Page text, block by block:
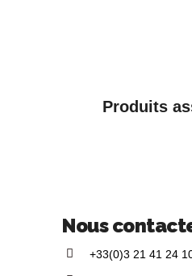
Produits
Nous
+33(0)3 21 41 24